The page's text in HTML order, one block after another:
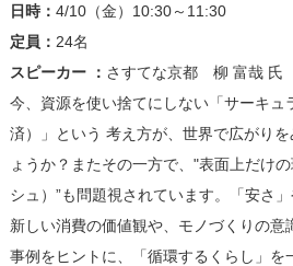
日時： 4/10（金）10:30～11:30
定員： 24名
スピーカー ： さすてな京都 柳 富哉 氏
今、資源を使い捨てにしない「サーキュ
済）」という 考え方が、世界で広がりをみせているのをご存知でし
ょうか？またその一方で、"表面上だけ
シュ）”も問題視されています。「安さ
新しい消費の価値観や、モノづくりの意
事例をヒントに、「循環するくらし」を